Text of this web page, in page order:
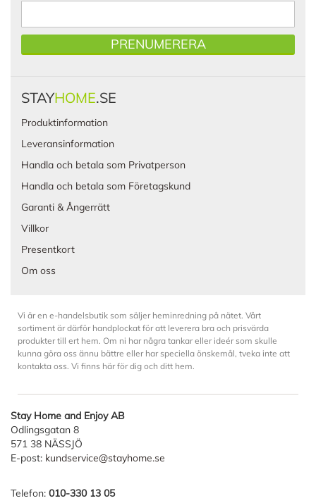
PRENUMERERA
STAYHOME.SE
Produktinformation
Leveransinformation
Handla och betala som Privatperson
Handla och betala som Företagskund
Garanti & Ångerrätt
Villkor
Presentkort
Om oss
Vi är en e-handelsbutik som säljer heminredning på nätet. Vårt
sortiment är därför handplockat för att leverera bra och prisvärda
produkter till ert hem. Om ni har några tankar eller ideér som skulle
kunna göra oss ännu bättre eller har speciella önskemål, tveka inte att
kontakta oss. Vi finns här för dig och ditt hem.
Stay Home and Enjoy AB
Odlingsgatan 8
571 38 NÄSSJÖ
E-post: kundservice@stayhome.se
Telefon: 010-330 13 05